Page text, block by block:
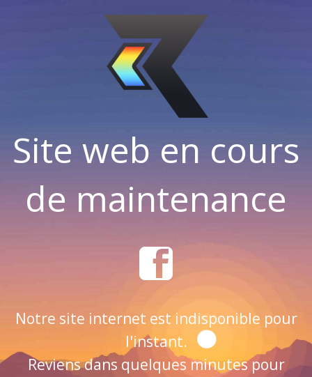
Site web en cours
de maintenance
Notre site internet est indisponible pour
l'instant.
Reviens dans quelques minutes pour